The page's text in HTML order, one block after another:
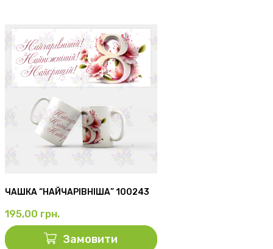
ЧАШКА “НАЙЧАРІВНІША” 100243
195,00 грн.
Замовити